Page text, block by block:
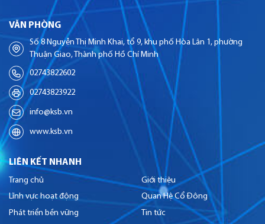
VĂN PHÒNG
Số 8 Nguyễn Thị Minh Khai, tổ 9, khu phố Hòa Lân 1, phường
Thuận Giao, Thành phố Hồ Chí Minh
02743822602
02743823922
info@ksb.vn
www.ksb.vn
LIÊN KẾT NHANH
Trang chủ
Giới thiệu
Lĩnh vực hoạt động
Quan Hệ Cổ Đông
Phát triển bền vững
Tin tức